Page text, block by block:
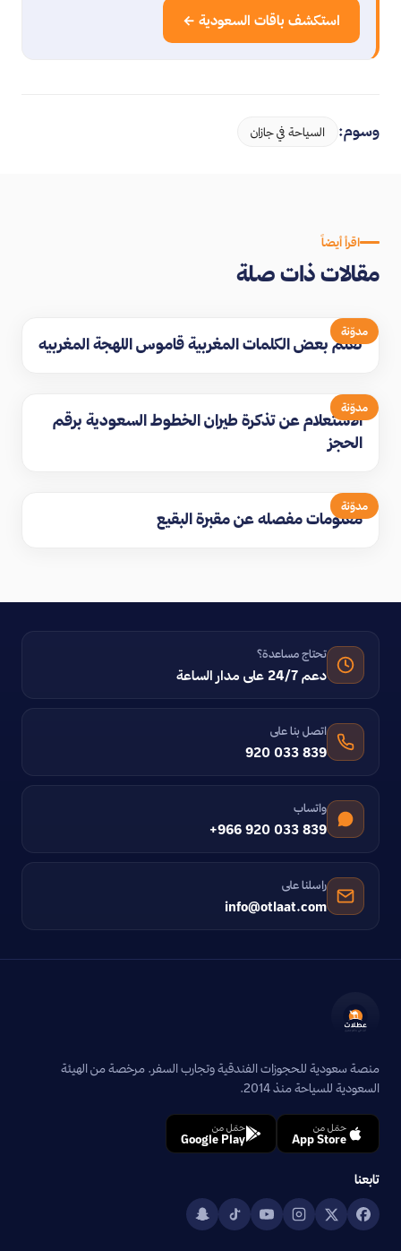
استكشف باقات السعودية ←
وسوم: السياحة في جازان
اقرأ أيضاً
مقالات ذات صلة
مدوّنة
تعلم بعض الكلمات المغربية قاموس اللهجة المغربيه
مدوّنة
الاستعلام عن تذكرة طيران الخطوط السعودية برقم
الحجز
مدوّنة
معلومات مفصله عن مقبرة البقيع
تحتاج مساعدة؟
دعم 24/7 على مدار الساعة
اتصل بنا على
920 033 839
واتساب
+966 920 033 839
راسلنا على
info@otlaat.com
منصة سعودية للحجوزات الفندقية وتجارب السفر. مرخصة من الهيئة
السعودية للسياحة منذ 2014.
حمّل من
App Store
حمّل من
Google Play
تابعنا